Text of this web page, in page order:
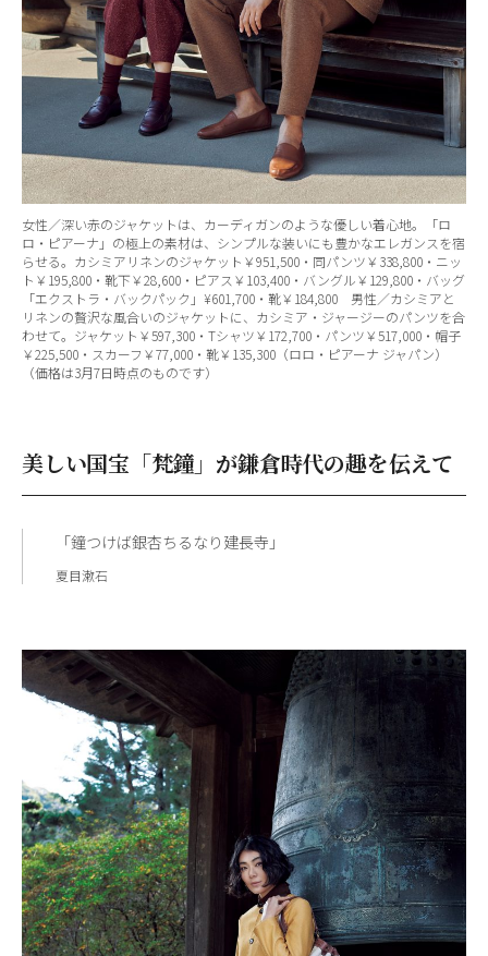
女性／深い赤のジャケットは、カーディガンのような優しい着心地。「ロ
ロ・ピアーナ」の極上の素材は、シンプルな装いにも豊かなエレガンスを宿
らせる。カシミアリネンのジャケット￥951,500・同パンツ￥338,800・ニッ
ト￥195,800・靴下￥28,600・ピアス￥103,400・バングル￥129,800・バッグ
「エクストラ・バックパック」¥601,700・靴￥184,800 男性／カシミアと
リネンの贅沢な風合いのジャケットに、カシミア・ジャージーのパンツを合
わせて。ジャケット￥597,300・Tシャツ￥172,700・パンツ￥517,000・帽子
￥225,500・スカーフ￥77,000・靴￥135,300（ロロ・ピアーナ ジャパン）
（価格は3月7日時点のものです）
美しい国宝「梵鐘」が鎌倉時代の趣を伝えて
「鐘つけば銀杏ちるなり建長寺」
夏目漱石